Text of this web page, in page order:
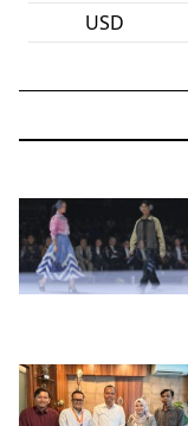
USD